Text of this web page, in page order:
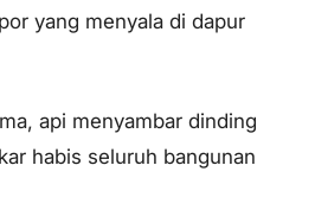
yang menyala di dapur
api menyambar dinding
habis seluruh bangunan